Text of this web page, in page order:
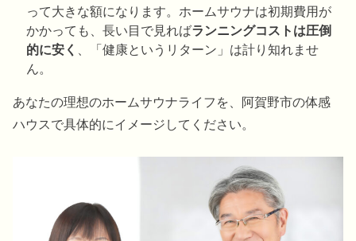
って大きな額になります。ホームサウナは初期費用が
かかっても、長い目で見ればランニングコストは圧倒
的に安く
、「健康というリターン」は計り知れませ
ん。
あなたの理想のホームサウナライフを、阿賀野市の体感
ハウスで具体的にイメージしてください。